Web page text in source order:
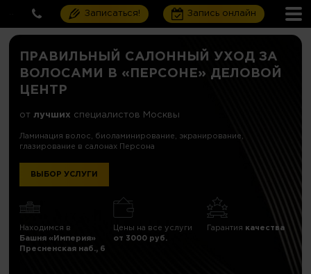
Записаться! Запись онлайн
ПРАВИЛЬНЫЙ САЛОННЫЙ УХОД ЗА
ВОЛОСАМИ В «ПЕРСОНЕ» ДЕЛОВОЙ
ЦЕНТР
от лучших специалистов Москвы
Ламинация волос, биоламинирование, экранирование,
глазирование в салонах Персона
ВЫБОР УСЛУГИ
Находимся в
Башня «Империя»
Пресненская наб., 6
Цены на все услуги
от 3000 руб.
Гарантия качества